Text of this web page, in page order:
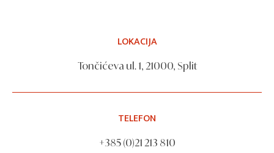
LOKACIJA
Tončićeva ul. 1, 21000, Split
TELEFON
+385 (0)21 213 810